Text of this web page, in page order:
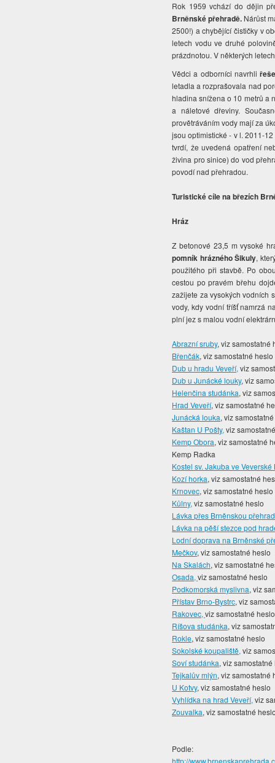
Rok 1959 vchází do dějin
Brněnské přehradě. Nárůst
2500!) a chybějící čističky v
letech vodu ve druhé
prázdnotou. V některých
Vědci a odborníci navrhli
letadla a rozprašovala nad
hladina snížena o 10 metrů a
a náletové dřeviny.
provětráváním vody mají za
jsou optimistické - v l. 2011-
tvrdí, že uvedená opatření
živina pro sinice) do vod
povodí nad přehradou.
Turistické cíle na březích
Hráz
Z betonové 23,5 m vysoké
pomník hrázného Šikuly,
použitého při stavbě. Po
cestou po pravém břehu
zažijete za vysokých vodních
vody, kdy vodní tříšť namrzá
plní jez s malou vodní
Abrazní sruby, viz samostatné
Břenčák, viz samostatné heslo
Dub u hradu Veveří, viz
Dub u Junácké louky, viz
Helenčina studánka, viz
Hrad Veveří, viz samostatné
Junácká louka, viz
Kaštan U Pošty, viz
Kemp Obora, viz samostatné
Kemp Radka
Kostel sv. Jakuba ve Veverské
Kozí horka, viz samostatné
Krnovec, viz samostatné heslo
Kůlny, viz samostatné heslo
Lávka přes Brněnskou
Lávka na pěší stezce pod
Lodní doprava na Brněnské
Mečkov, viz samostatné heslo
Na Skalách, viz samostatné
Osada,viz samostatné heslo
Podkomorská myslivna, viz
Přístav Brno-Bystrc, viz
Rakovec,viz samostatné heslo
Ríšova studánka, viz
Rokle, viz samostatné heslo
Sokolské koupaliště, viz
Soví studánka, viz
Tejkalův mlýn, viz samostatné
U Kotvy, viz samostatné heslo
Vyhlídka na hrad Veveří, viz
Zouvalka, viz samostatné
Podle: